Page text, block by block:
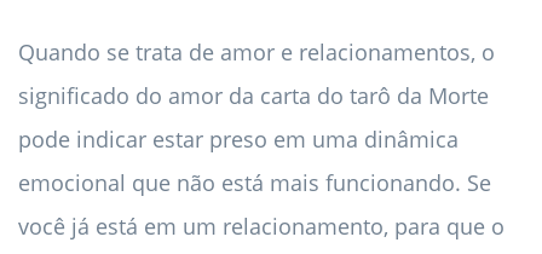
Quando se trata de amor e relacionamentos, o
significado do amor da carta do tarô da Morte
pode indicar estar preso em uma dinâmica
emocional que não está mais funcionando. Se
você já está em um relacionamento, para que o